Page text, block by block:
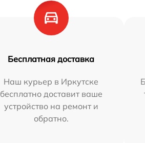
Бесплатная доставка
Наш курьер в Иркутске
бесплатно доставит ваше
устройство на ремонт и
обратно.